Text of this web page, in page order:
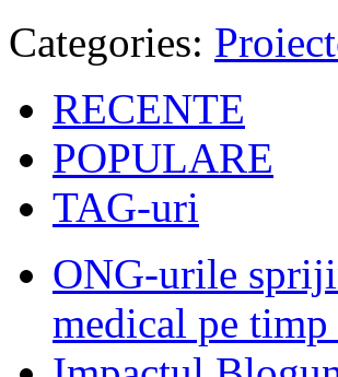
Categories:
RECENTE
POPULARE
TAG-uri
ONG-urile
medical pe timp